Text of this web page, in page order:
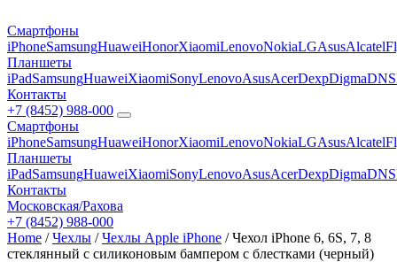
Смартфоны
iPhoneSamsungHuaweiHonorXiaomiLenovoNokiaLGAsusAlcatel
Планшеты
iPadSamsungHuaweiXiaomiSonyLenovoAsusAcerDexpDigmaDNS
Контакты
+7 (8452) 988-000
Смартфоны
iPhoneSamsungHuaweiHonorXiaomiLenovoNokiaLGAsusAlcatel
Планшеты
iPadSamsungHuaweiXiaomiSonyLenovoAsusAcerDexpDigmaDNS
Контакты
Московская/Рахова
+7 (8452) 988-000
Home /Чехлы /Чехлы Apple iPhone / Чехол iPhone 6, 6S, 7, 8
стеклянный с силиконовым бампером с блестками (черный)